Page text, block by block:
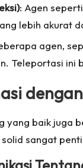
: Agen seperti
lebih akurat
agen,
Teleportasi ini
yang baik juga
sangat